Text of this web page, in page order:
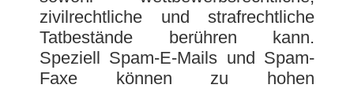
zivilrechtliche und strafrechtliche
Tatbestände berühren kann.
Speziell Spam-E-Mails und Spam-
Faxe können zu hohen